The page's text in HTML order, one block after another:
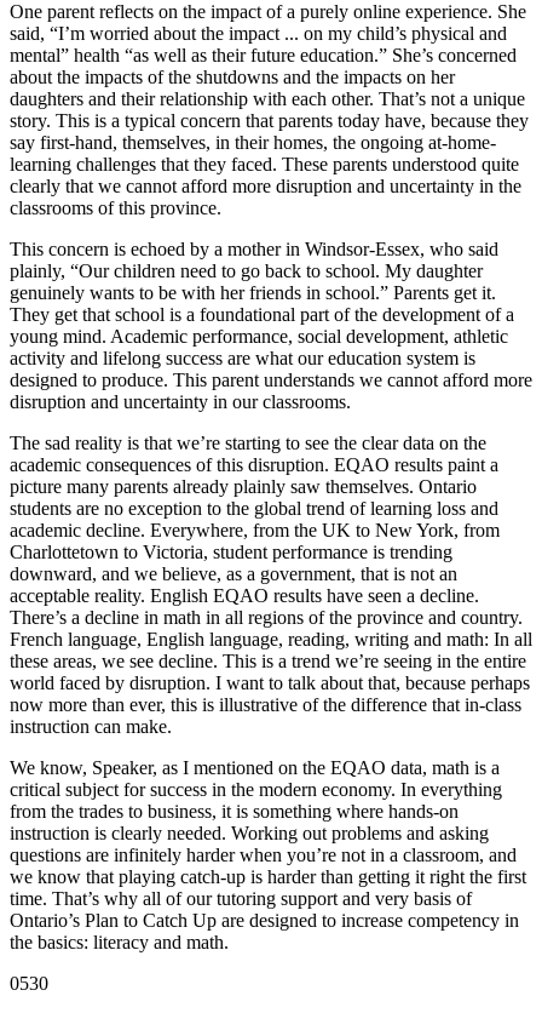
One parent reflects on the impact of a purely online experience. She
said, “I’m worried about the impact ... on my child’s physical and
mental” health “as well as their future education.” She’s concerned
about the impacts of the shutdowns and the impacts on her
daughters and their relationship with each other. That’s not a unique
story. This is a typical concern that parents today have, because they
say first-hand, themselves, in their homes, the ongoing at-home-
learning challenges that they faced. These parents understood quite
clearly that we cannot afford more disruption and uncertainty in the
classrooms of this province.
This concern is echoed by a mother in Windsor-Essex, who said
plainly, “Our children need to go back to school. My daughter
genuinely wants to be with her friends in school.” Parents get it.
They get that school is a foundational part of the development of a
young mind. Academic performance, social development, athletic
activity and lifelong success are what our education system is
designed to produce. This parent understands we cannot afford more
disruption and uncertainty in our classrooms.
The sad reality is that we’re starting to see the clear data on the
academic consequences of this disruption. EQAO results paint a
picture many parents already plainly saw themselves. Ontario
students are no exception to the global trend of learning loss and
academic decline. Everywhere, from the UK to New York, from
Charlottetown to Victoria, student performance is trending
downward, and we believe, as a government, that is not an
acceptable reality. English EQAO results have seen a decline.
There’s a decline in math in all regions of the province and country.
French language, English language, reading, writing and math: In all
these areas, we see decline. This is a trend we’re seeing in the entire
world faced by disruption. I want to talk about that, because perhaps
now more than ever, this is illustrative of the difference that in-class
instruction can make.
We know, Speaker, as I mentioned on the EQAO data, math is a
critical subject for success in the modern economy. In everything
from the trades to business, it is something where hands-on
instruction is clearly needed. Working out problems and asking
questions are infinitely harder when you’re not in a classroom, and
we know that playing catch-up is harder than getting it right the first
time. That’s why all of our tutoring support and very basis of
Ontario’s Plan to Catch Up are designed to increase competency in
the basics: literacy and math.
0530